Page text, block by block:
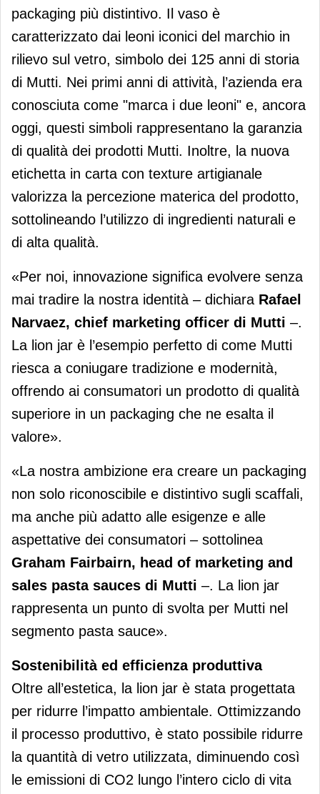
packaging più distintivo. Il vaso è
caratterizzato dai leoni iconici del marchio in
rilievo sul vetro, simbolo dei 125 anni di storia
di Mutti. Nei primi anni di attività, l’azienda era
conosciuta come "marca i due leoni" e, ancora
oggi, questi simboli rappresentano la garanzia
di qualità dei prodotti Mutti. Inoltre, la nuova
etichetta in carta con texture artigianale
valorizza la percezione materica del prodotto,
sottolineando l’utilizzo di ingredienti naturali e
di alta qualità.
«Per noi, innovazione significa evolvere senza
mai tradire la nostra identità – dichiara Rafael
Narvaez, chief marketing officer di Mutti –.
La lion jar è l’esempio perfetto di come Mutti
riesca a coniugare tradizione e modernità,
offrendo ai consumatori un prodotto di qualità
superiore in un packaging che ne esalta il
valore».
«La nostra ambizione era creare un packaging
non solo riconoscibile e distintivo sugli scaffali,
ma anche più adatto alle esigenze e alle
aspettative dei consumatori – sottolinea
Graham Fairbairn, head of marketing and
sales pasta sauces di Mutti –. La lion jar
rappresenta un punto di svolta per Mutti nel
segmento pasta sauce».
Sostenibilità ed efficienza produttiva
Oltre all’estetica, la lion jar è stata progettata
per ridurre l’impatto ambientale. Ottimizzando
il processo produttivo, è stato possibile ridurre
la quantità di vetro utilizzata, diminuendo così
le emissioni di CO2 lungo l’intero ciclo di vita